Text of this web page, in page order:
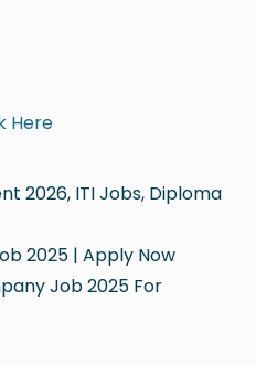
Here
2026, ITI Jobs, Diploma
2025 | Apply Now
Job 2025 For